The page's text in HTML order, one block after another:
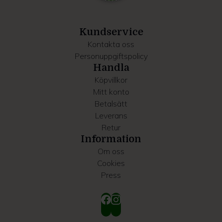
information som du har tillhandahållit eller som de har
Kundservice
Kontakta oss
Personuppgiftspolicy
Handla
Köpvillkor
Mitt konto
Betalsätt
Leverans
Retur
Information
Om oss
Cookies
Press